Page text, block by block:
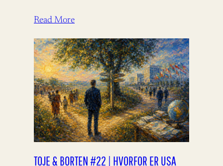
Read More
TOJE & BORTEN #22 | HVORFOR ER USA